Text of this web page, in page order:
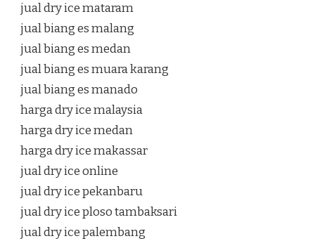
jual dry ice mataram
jual biang es malang
jual biang es medan
jual biang es muara karang
jual biang es manado
harga dry ice malaysia
harga dry ice medan
harga dry ice makassar
jual dry ice online
jual dry ice pekanbaru
jual dry ice ploso tambaksari
jual dry ice palembang